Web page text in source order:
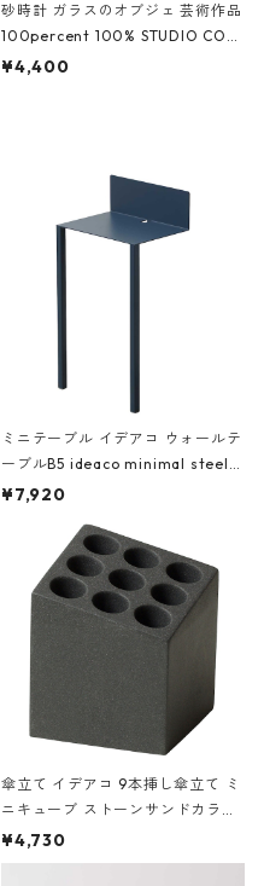
砂時計 ガラスのオブジェ 芸術作品
100percent 100% STUDIO COH
AKU Timeless 100パーセント ス
¥4,400
ミニテーブル イデアコ ウォールテ
ーブルB5 ideaco minimal steel f
urniture WALL Table B5 ネイビー
¥7,920
傘立て イデアコ 9本挿し傘立て ミ
ニキューブ ストーンサンドカラー
石調 ideaco Umbrella Stand CUB
E ストーンサンドブラック
¥4,730